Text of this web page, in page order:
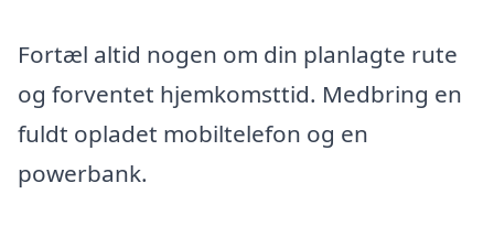
Fortæl altid nogen om din planlagte rute
og forventet hjemkomsttid. Medbring en
fuldt opladet mobiltelefon og en
powerbank.